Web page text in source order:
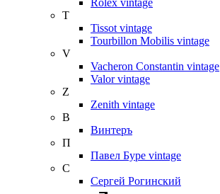
Rolex vintage
T
Tissot vintage
Tourbillon Mobilis vintage
V
Vacheron Constantin vintage
Valor vintage
Z
Zenith vintage
В
Винтеръ
П
Павел Буре vintage
С
Сергей Рогинский